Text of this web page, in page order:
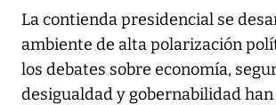
La contienda presidencial se
ambiente de alta polarización
los debates sobre economía,
desigualdad y gobernabilidad